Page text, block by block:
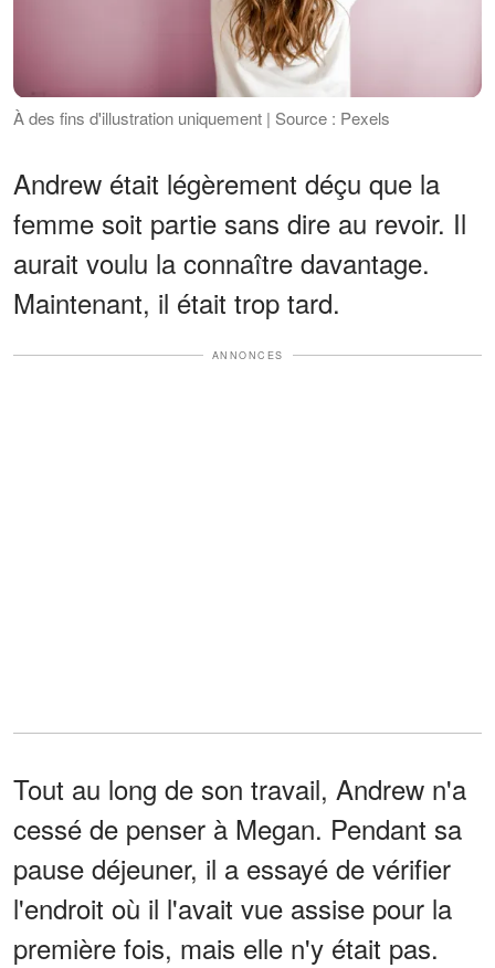
À des fins d'illustration uniquement | Source : Pexels
Andrew était légèrement déçu que la
femme soit partie sans dire au revoir. Il
aurait voulu la connaître davantage.
Maintenant, il était trop tard.
ANNONCES
Tout au long de son travail, Andrew n'a
cessé de penser à Megan. Pendant sa
pause déjeuner, il a essayé de vérifier
l'endroit où il l'avait vue assise pour la
première fois, mais elle n'y était pas.